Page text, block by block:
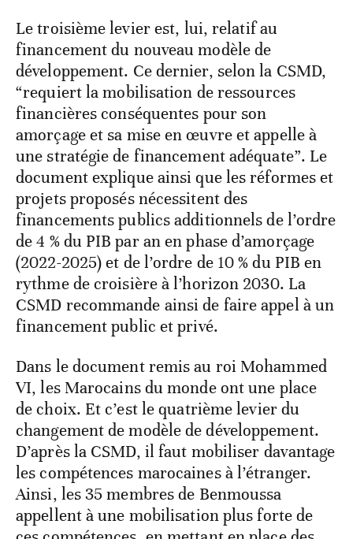
Le troisième levier est, lui, relatif au
financement du nouveau modèle de
développement. Ce dernier, selon la CSMD,
“requiert la mobilisation de ressources
financières conséquentes pour son
amorçage et sa mise en œuvre et appelle à
une stratégie de financement adéquate”. Le
document explique ainsi que les réformes et
projets proposés nécessitent des
financements publics additionnels de l’ordre
de 4 % du PIB par an en phase d’amorçage
(2022-2025) et de l’ordre de 10 % du PIB en
rythme de croisière à l’horizon 2030. La
CSMD recommande ainsi de faire appel à un
financement public et privé.
Dans le document remis au roi Mohammed
VI, les Marocains du monde ont une place
de choix. Et c’est le quatrième levier du
changement de modèle de développement.
D’après la CSMD, il faut mobiliser davantage
les compétences marocaines à l’étranger.
Ainsi, les 35 membres de Benmoussa
appellent à une mobilisation plus forte de